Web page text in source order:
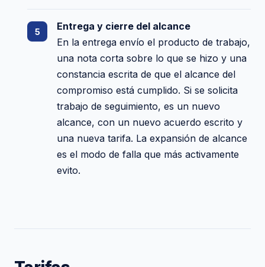
Entrega y cierre del alcance
En la entrega envío el producto de trabajo,
una nota corta sobre lo que se hizo y una
constancia escrita de que el alcance del
compromiso está cumplido. Si se solicita
trabajo de seguimiento, es un nuevo
alcance, con un nuevo acuerdo escrito y
una nueva tarifa. La expansión de alcance
es el modo de falla que más activamente
evito.